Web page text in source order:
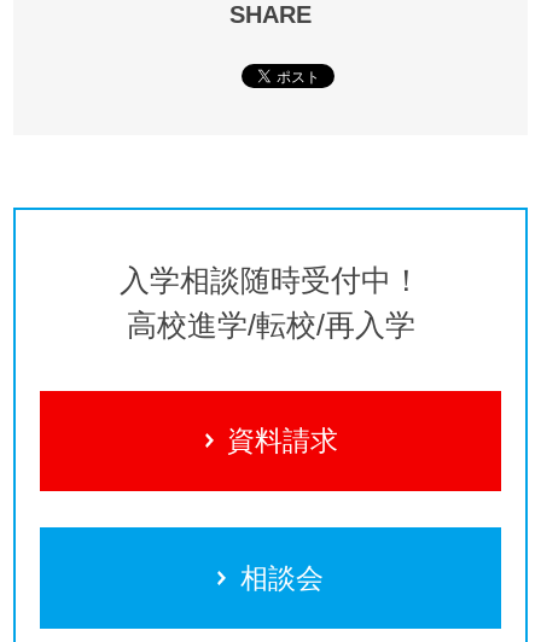
SHARE
入学相談随時受付中！
高校進学/転校/再入学
資料請求
相談会